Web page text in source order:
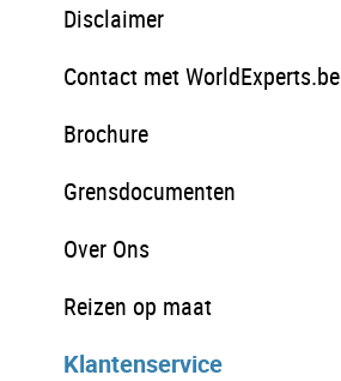
Disclaimer
Contact met WorldExperts.be
Brochure
Grensdocumenten
Over Ons
Reizen op maat
Klantenservice